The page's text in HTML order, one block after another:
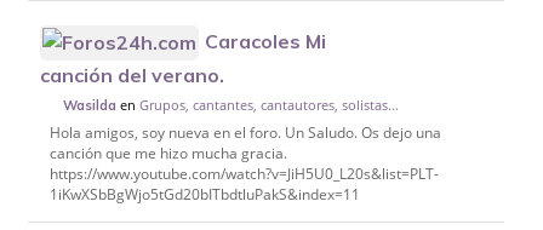
Caracoles Mi
canción del verano.
Wasilda enGrupos, cantantes, cantautores, solistas...
Hola amigos, soy nueva en el foro. Un Saludo. Os dejo una
canción que me hizo mucha gracia.
https://www.youtube.com/watch?v=JiH5U0_L20s&list=PLT-
1iKwXSbBgWjo5tGd20bITbdtluPakS&index=11